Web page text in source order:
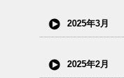
2025年3月
2025年2月